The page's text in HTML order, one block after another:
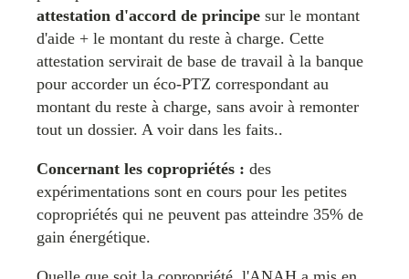
attestation d'accord de principe sur le montant
d'aide + le montant du reste à charge. Cette
attestation servirait de base de travail à la banque
pour accorder un éco-PTZ correspondant au
montant du reste à charge, sans avoir à remonter
tout un dossier. A voir dans les faits..
Concernant les copropriétés : des
expérimentations sont en cours pour les petites
copropriétés qui ne peuvent pas atteindre 35% de
gain énergétique.